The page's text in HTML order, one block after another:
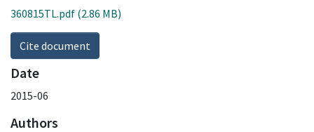
360815TL.pdf (2.86 MB)
Cite document
Date
2015-06
Authors